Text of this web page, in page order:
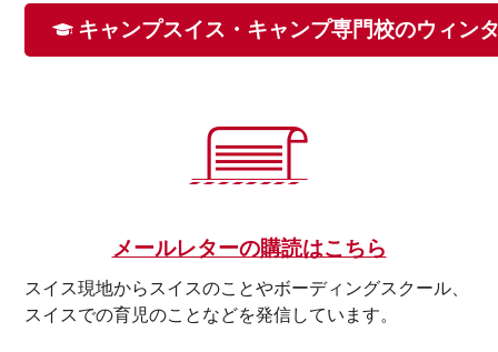
キャンプスイス・キャンプ専門校のウィン
メールレターの購読はこちら
スイス現地からスイスのことやボーディングスクール、
スイスでの育児のことなどを発信しています。